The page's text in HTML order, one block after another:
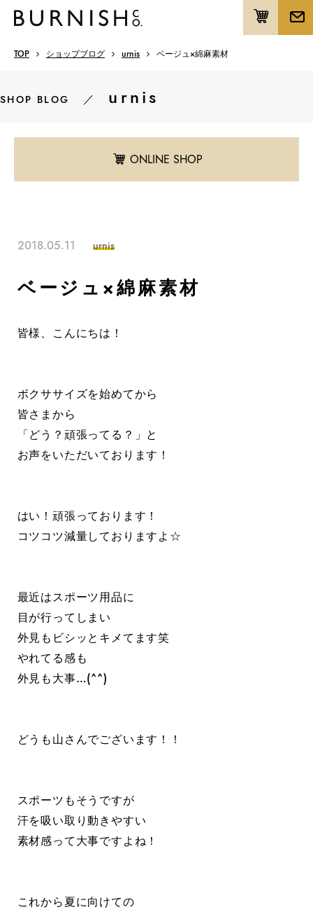
TOP ショップブログ urnis ベージュ×綿麻素材
SHOP BLOG ／ urnis
ONLINE SHOP
2018.05.11 urnis
ベージュ×綿麻素材
皆様、こんにちは！
ボクササイズを始めてから
皆さまから
「どう？頑張ってる？」と
お声をいただいております！
はい！頑張っております！
コツコツ減量しておりますよ☆
最近はスポーツ用品に
目が行ってしまい
外見もビシッとキメてます笑
やれてる感も
外見も大事…(^^)
どうも山さんでございます！！
スポーツもそうですが
汗を吸い取り動きやすい
素材感って大事ですよね！
これから夏に向けての